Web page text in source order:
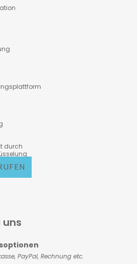
durch
uns
PayPal, Rechnung etc.